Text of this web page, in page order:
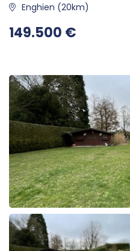
Enghien (20km)
149.500 €